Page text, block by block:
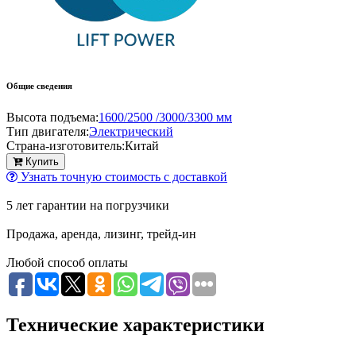
Общие сведения
Высота подъема:1600/2500 /3000/3300 мм
Тип двигателя:Электрический
Страна-изготовитель:Китай
Купить
Узнать точную стоимость с доставкой
5 лет гарантии на погрузчики
Продажа, аренда, лизинг, трейд-ин
Любой способ оплаты
Технические характеристики